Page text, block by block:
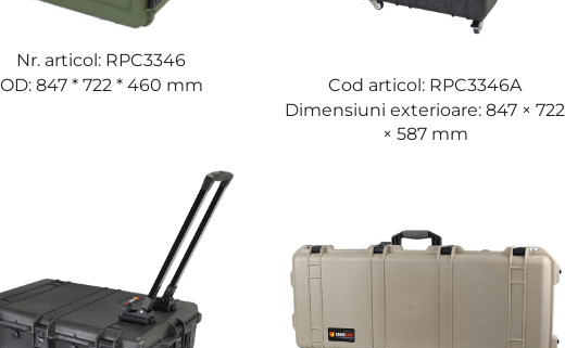
Nr. articol: RPC3346
OD: 847 * 722 * 460 mm
Cod articol: RPC3346A
Dimensiuni exterioare: 847 × 722
× 587 mm